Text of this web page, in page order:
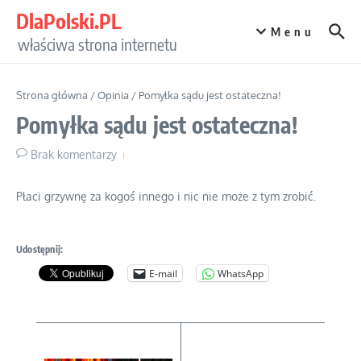
DlaPolski.PL
właściwa strona internetu
Menu
Strona główna /Opinia / Pomyłka sądu jest ostateczna!
Pomyłka sądu jest ostateczna!
Brak komentarzy
Płaci grzywnę za kogoś innego i nic nie może z tym zrobić.
Udostępnij:
E-mail WhatsApp